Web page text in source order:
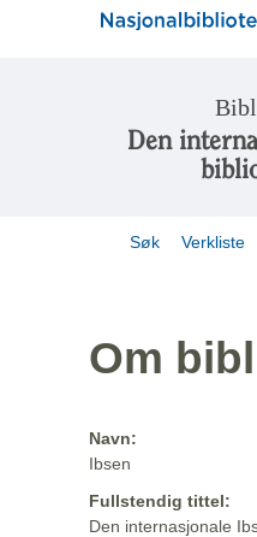
Den
Søk Verkliste
Om
Navn:
Ibsen
Fullstendig tittel:
Den internasjonale